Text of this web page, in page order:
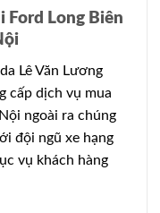
Ford Long Biên
Lê Văn Lương
cấp dịch vụ mua
ngoài ra chúng
đội ngũ xe hạng
vụ khách hàng